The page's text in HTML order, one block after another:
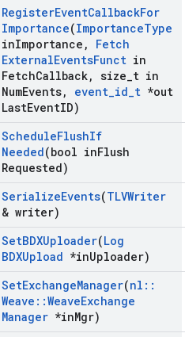
RegisterEventCallbackFor
Importance(ImportanceType
inImportance ,
Fetch
ExternalEventsFunct in
FetchCallback, size t in
NumEvents, event_id_t *out
LastEventID)
ScheduleFlushIf
Needed(bool inFlush
Requested)
SerializeEvents(TLVWriter
& writer)
SetBDXUploader(Log
BDXUpload *inUploader)
SetExchangeManager(nl ::
Weave ::WeaveExchange
Manager *inMgr)